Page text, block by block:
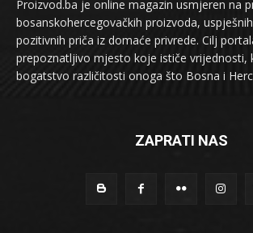
Proizvod.ba je online magazin usmjeren na
bosanskohercegovačkih proizvoda,
pozitivnih priča iz domaće privrede. Cilj
prepoznatljivo mjesto koje ističe vrijednosti,
bogatstvo različitosti onoga što Bosna i
ZAPRATI NAS